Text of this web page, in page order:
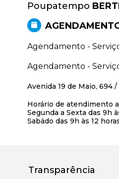
Poupatempo
Agendamento -
Agendamento -
Avenida 19 de Maio, 694 /
Horário de atendimento
Segunda a Sexta das 9h
Sabádo das 9h às 12
Transparência